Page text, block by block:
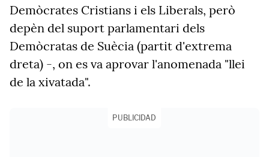
Demòcrates Cristians i els Liberals, però
depèn del suport parlamentari dels
Demòcratas de Suècia (partit d'extrema
dreta) -, on es va aprovar l'anomenada "llei
de la xivatada".
PUBLICIDAD